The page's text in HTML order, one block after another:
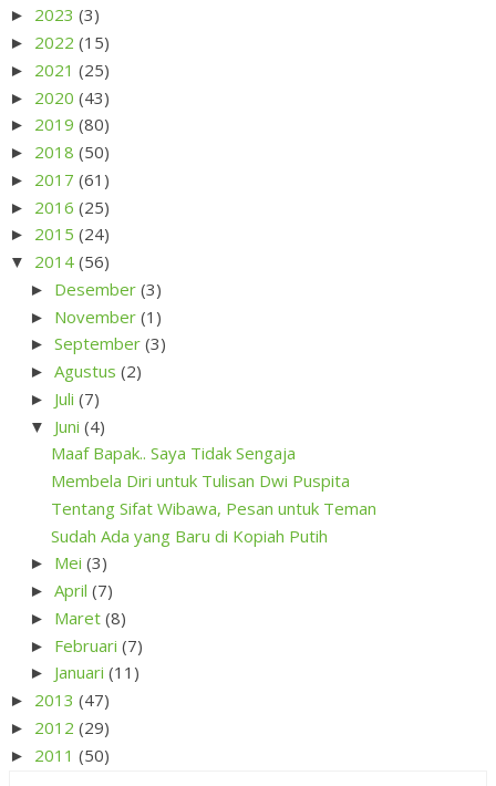
► 2023 (3)
► 2022 (15)
► 2021 (25)
► 2020 (43)
► 2019 (80)
► 2018 (50)
► 2017 (61)
► 2016 (25)
► 2015 (24)
▼ 2014 (56)
► Desember (3)
► November (1)
► September (3)
► Agustus (2)
► Juli (7)
▼ Juni (4)
Maaf Bapak.. Saya Tidak Sengaja
Membela Diri untuk Tulisan Dwi Puspita
Tentang Sifat Wibawa, Pesan untuk Teman
Sudah Ada yang Baru di Kopiah Putih
► Mei (3)
► April (7)
► Maret (8)
► Februari (7)
► Januari (11)
► 2013 (47)
► 2012 (29)
► 2011 (50)